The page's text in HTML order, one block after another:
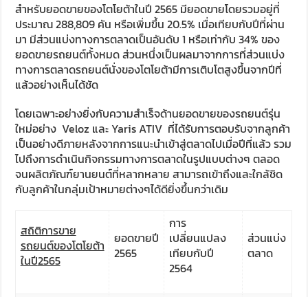
สำหรับยอดขายของโตโยต้าในปี 2565 มียอดขายโดยรวมอยู่ที่
ประมาณ 288,809 คัน หรือเพิ่มขึ้น 20.5% เมื่อเทียบกับปีที่ผ่าน
มา มีส่วนแบ่งทางการตลาดเป็นอันดับ 1 หรือเท่ากับ 34% ของ
ยอดขายรถยนต์ทั้งหมด ส่วนหนึ่งเป็นผลมาจากการที่ส่วนแบ่ง
ทางการตลาดรถยนต์นั่งของโตโยต้ามีการเติบโตสูงขึ้นจากปีที่
แล้วอย่างเห็นได้ชัด
โดยเฉพาะอย่างยิ่งกับความสำเร็จด้านยอดขายของรถยนต์รุ่น
ใหม่อย่าง Veloz และ Yaris ATIV ที่ได้รับการตอบรับจากลูกค้า
เป็นอย่างดีภายหลังจากการแนะนำเข้าสู่ตลาดไปเมื่อปีที่แล้ว รวม
ไปถึงการดำเนินกิจกรรมทางการตลาดในรูปแบบต่างๆ ตลอด
จนผลิตภัณฑ์ยานยนต์ที่หลากหลาย สามารถเข้าถึงและใกล้ชิด
กับลูกค้าในกลุ่มเป้าหมายต่างๆได้ดียิ่งขึ้นกว่าเดิม
สถิติการขาย
รถยนต์ของโตโยต้า
ในปี2565
ยอดขายปี
2565
การ
เปลี่ยนแปลง
เทียบกับปี
2564
ส่วนแบ่ง
ตลาด